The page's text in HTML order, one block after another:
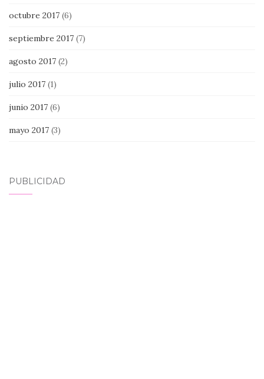
octubre 2017 (6)
septiembre 2017 (7)
agosto 2017 (2)
julio 2017 (1)
junio 2017 (6)
mayo 2017 (3)
PUBLICIDAD